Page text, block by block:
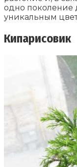
одно поколение
уникальным
Кипарисовик